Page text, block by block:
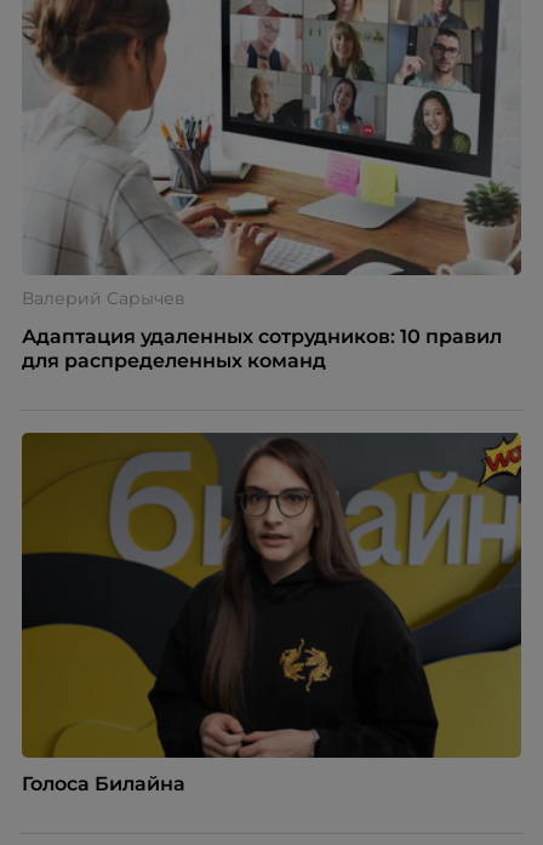
Автор – Елена Парфенова, карьерный консультант,
HR-эксперт, наставник. Разбирает, как работает эта
модель и кому она подходит в первую очередь.
Валерий Сарычев
Адаптация удаленных сотрудников: 10 правил
для распределенных команд
Голоса Билайна